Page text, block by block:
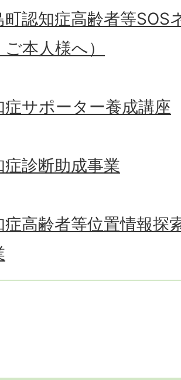
町認知症高齢者等SOS
本人様へ）
症サポーター養成講座
症診断助成事業
症高齢者等位置情報探